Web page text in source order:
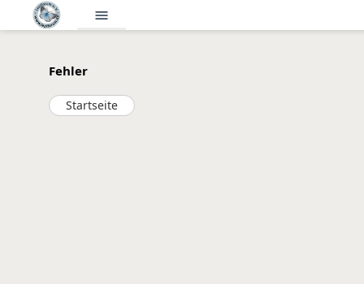
menu
Fehler
Startseite